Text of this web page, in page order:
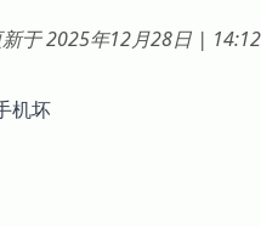
于2025年12月28日 | at
14:12
机坏